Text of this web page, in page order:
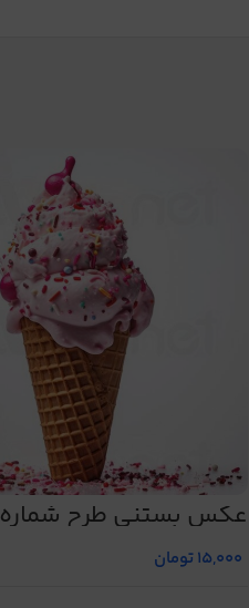
عکس بستنی طرح شماره 23
15,000تومان